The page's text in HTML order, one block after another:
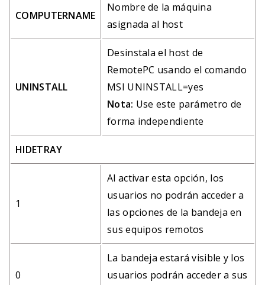
COMPUTERNAME
Nombre de la máquina
asignada al host
UNINSTALL
Desinstala el host de
RemotePC usando el comando
MSI UNINSTALL=yes
Nota: Use este parámetro de
forma independiente
HIDETRAY
1
Al activar esta opción, los
usuarios no podrán acceder a
las opciones de la bandeja en
sus equipos remotos
0
La bandeja estará visible y los
usuarios podrán acceder a sus